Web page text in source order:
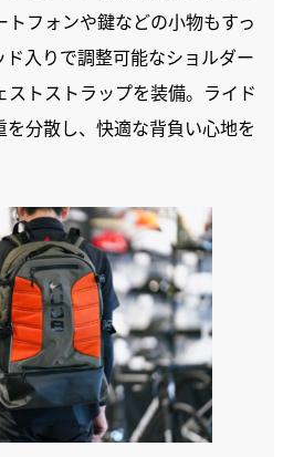
フォンや鍵などの小物もすっ
入りで調整可能なショルダー
トストラップを装備。ライド
分散し、快適な背負い心地を